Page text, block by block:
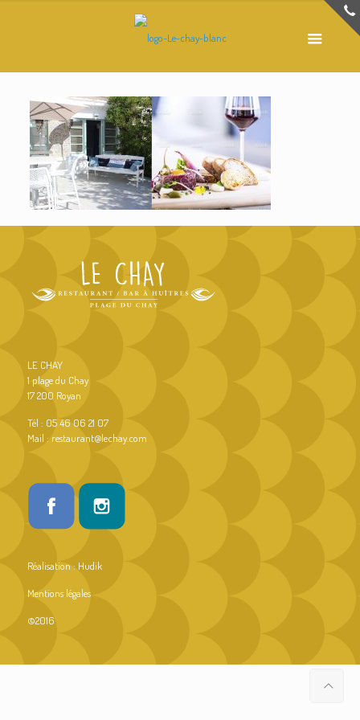
LE CHAY
1 plage du Chay
17 200 Royan
Tél : 05 46 06 21 07
Mail : restaurant@lechay.com
Réalisation : Hudik
Mentions légales
©2016